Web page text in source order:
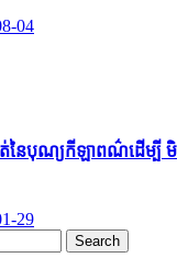
04
ត់នៃបុណ្យកីឡាពណ៌ដេីម្បី
29